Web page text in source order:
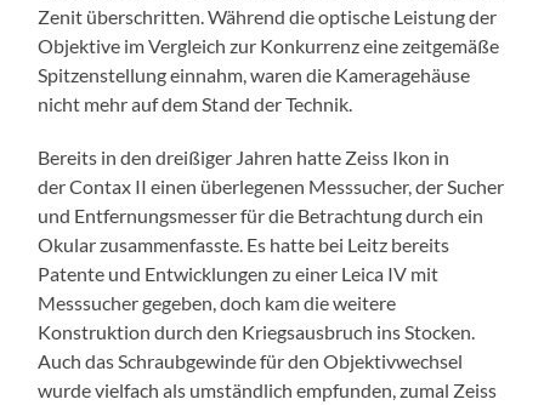
Zenit überschritten. Während die optische Leistung der
Objektive im Vergleich zur Konkurrenz eine zeitgemäße
Spitzenstellung einnahm, waren die Kameragehäuse
nicht mehr auf dem Stand der Technik.
Bereits in den dreißiger Jahren hatte Zeiss Ikon in
der Contax II einen überlegenen Messsucher, der Sucher
und Entfernungsmesser für die Betrachtung durch ein
Okular zusammenfasste. Es hatte bei Leitz bereits
Patente und Entwicklungen zu einer Leica IV mit
Messsucher gegeben, doch kam die weitere
Konstruktion durch den Kriegsausbruch ins Stocken.
Auch das Schraubgewinde für den Objektivwechsel
wurde vielfach als umständlich empfunden, zumal Zeiss